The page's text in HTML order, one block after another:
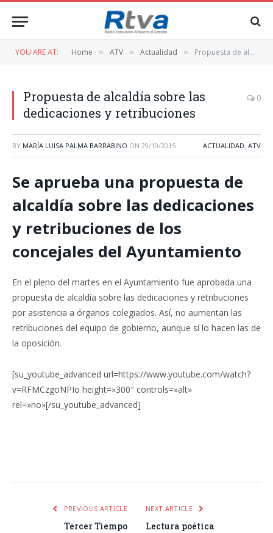
YOU ARE AT: Home » ATV » Actualidad » Propuesta de alcaldía sobre las dedicaciones y retribuciones
Propuesta de alcaldía sobre las
dedicaciones y retribuciones
0
BY MARÍA LUISA PALMA BARRABINO ON 29/10/2015 ACTUALIDAD, ATV
Se aprueba una propuesta de
alcaldía sobre las dedicaciones
y retribuciones de los
concejales del Ayuntamiento
En el pleno del martes en el Ayuntamiento fue aprobada una
propuesta de alcaldía sobre las dedicaciones y retribuciones
por asistencia a órganos colegiados. Así, no aumentan las
retribuciones del equipo de gobierno, aunque sí lo hacen las de
la oposición.
[su_youtube_advanced url=https://www.youtube.com/watch?
v=RFMCzgoNPIo height=»300″ controls=»alt»
rel=»no»[/su_youtube_advanced]
PREVIOUS ARTICLE
Tercer Tiempo
NEXT ARTICLE
Lectura poética